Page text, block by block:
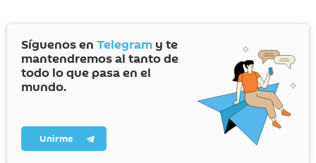
Síguenos en Telegram y te
mantendremos al tanto de
todo lo que pasa en el
mundo.
Unirme